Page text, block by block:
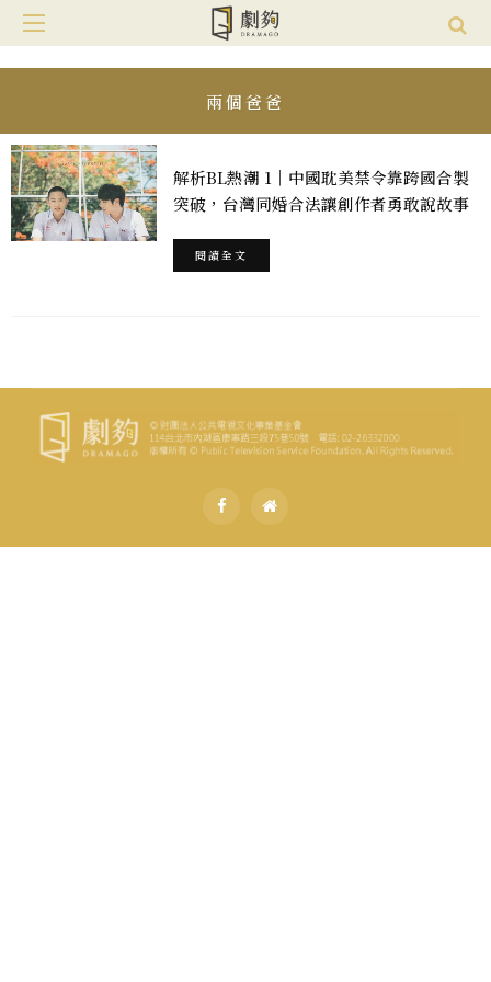
兩個爸爸
解析BL熱潮 1｜中國耽美禁令靠跨國合製
突破，台灣同婚合法讓創作者勇敢說故事
閱讀全文